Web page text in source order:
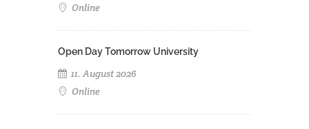
Online
Open Day Tomorrow University
11. August 2026
Online